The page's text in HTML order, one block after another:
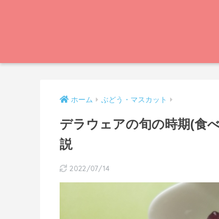
ホーム ぶどう・マスカット
デラウェアの旬の時期(食
説
2022/07/14